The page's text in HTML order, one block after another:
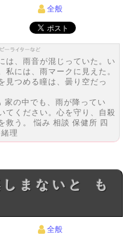
全般
は、雨音が混じっていた。い
には、雨マークに見えた。
見つめる瞳は、曇り空だっ
家の中でも、雨が降ってい
てください。心を守り、自殺
救う。 悩み 相談 保健所 四
理
全般